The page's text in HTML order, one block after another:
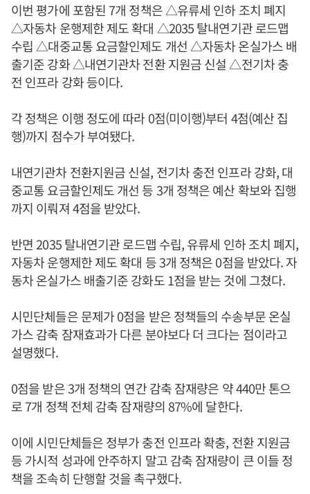
이번 평가에 포함된 7개 정책은 △유류세 인하 조치 폐지
△자동차 운행제한 제도 확대 △2035 탈내연기관 로드맵
수립 △대중교통 요금할인제도 개선 △자동차 온실가스 배
출기준 강화 △내연기관차 전환 지원금 신설 △전기차 충
전 인프라 강화 등이다.
각 정책은 이행 정도에 따라 0점(미이행)부터 4점(예산 집
행)까지 점수가 부여됐다.
내연기관차 전환지원금 신설, 전기차 충전 인프라 강화, 대
중교통 요금할인제도 개선 등 3개 정책은 예산 확보와 집행
까지 이뤄져 4점을 받았다.
반면 2035 탈내연기관 로드맵 수립, 유류세 인하 조치 폐지,
자동차 운행제한 제도 확대 등 3개 정책은 0점을 받았다. 자
동차 온실가스 배출기준 강화도 1점을 받는 것에 그쳤다.
시민단체들은 문제가 0점을 받은 정책들의 수송부문 온실
가스 감축 잠재효과가 다른 분야보다 더 크다는 점이라고
설명했다.
0점을 받은 3개 정책의 연간 감축 잠재량은 약 440만 톤으
로 7개 정책 전체 감축 잠재량의 87%에 달한다.
이에 시민단체들은 정부가 충전 인프라 확충, 전환 지원금
등 가시적 성과에 안주하지 말고 감축 잠재량이 큰 이들 정
책을 조속히 단행할 것을 촉구했다.